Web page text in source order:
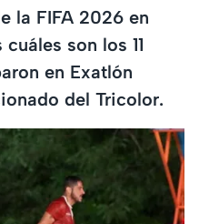
la FIFA 2026 en
son los 11
en Exatlón
del Tricolor.